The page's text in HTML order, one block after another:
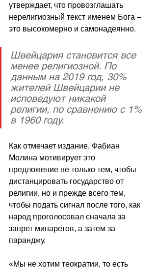
утверждает, что провозглашать
нерелигиозный текст именем Бога –
это высокомерно и самонадеянно.
Швейцария становится все
менее религиозной. По
данным на 2019 год, 30%
жителей Швейцарии не
исповедуют никакой
религии, по сравнению с 1%
в 1960 году.
Как отмечает издание, Фабиан
Молина мотивирует это
предложение не только тем, чтобы
дистанцировать государство от
религии, но и прежде всего тем,
чтобы подать сигнал после того, как
народ проголосовал сначала за
запрет минаретов, а затем за
паранджу.
«Мы не хотим теократии, то есть